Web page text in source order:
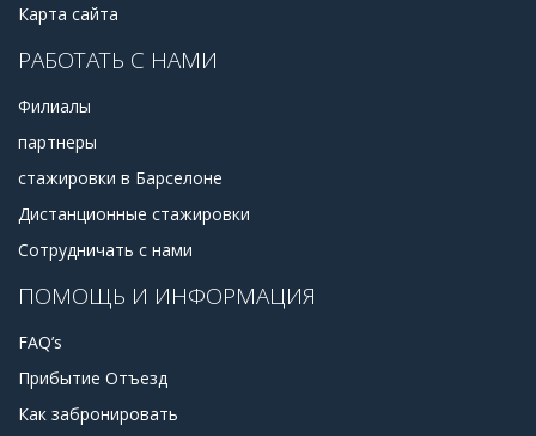
Карта сайта
РАБОТАТЬ С НАМИ
Филиалы
партнеры
стажировки в Барселоне
Дистанционные стажировки
Сотрудничать с нами
ПОМОЩЬ И ИНФОРМАЦИЯ
FAQ’s
Прибытие Отъезд
Как забронировать